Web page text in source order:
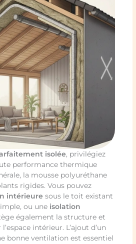
isolée, privilégiez
performance thermique
la mousse polyuréthane
rigides. Vous pouvez
intérieure sous le toit existant
ou une isolation
également la structure et
intérieur. L’ajout d’un
bonne ventilation est essentiel